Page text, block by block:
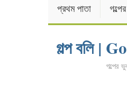
প্রথম পাতা
গল্প বলি |
গল্পের